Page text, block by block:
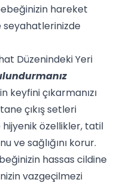
hareket
seyahatlerinizde
Düzenindeki Yeri
keyfini çıkarmanızı
çıkış setleri
özellikler, tatil
ve sağlığını korur.
hassas cildine
vazgeçilmezi